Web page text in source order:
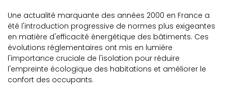
Une actualité marquante des années 2000 en France a
été l'introduction progressive de normes plus exigeantes
en matière d'efficacité énergétique des bâtiments. Ces
évolutions réglementaires ont mis en lumière
l'importance cruciale de l'isolation pour réduire
l'empreinte écologique des habitations et améliorer le
confort des occupants.